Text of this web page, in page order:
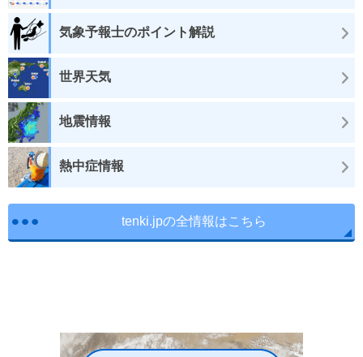
気象予報士のポイント解説
世界天気
地震情報
熱中症情報
tenki.jpの全情報はこちら